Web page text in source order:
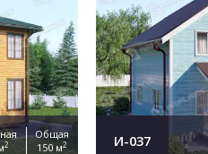
2
Общая
150 м2 И-037